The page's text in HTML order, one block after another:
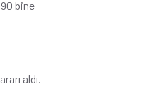
bine
aldı.